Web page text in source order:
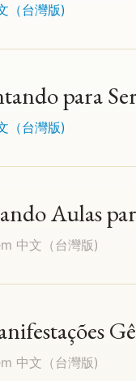
（台灣版)
para
（台灣版)
Aulas
中文（台灣版)
中文（台灣版)